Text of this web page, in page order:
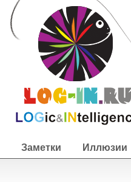
Заметки Иллюзии